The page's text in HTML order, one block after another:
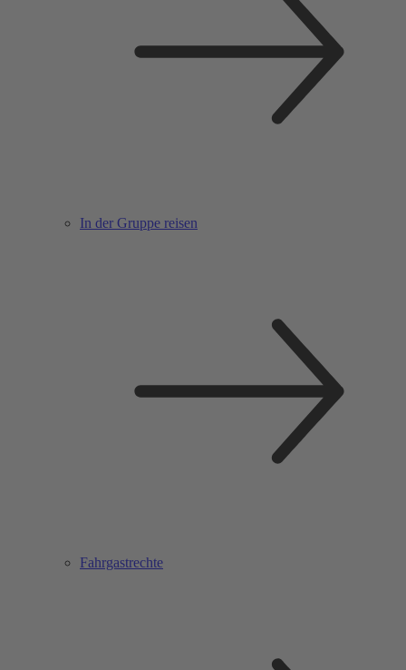
In der Gruppe reisen
Fahrgastrechte